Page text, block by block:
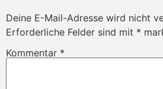
Deine E-Mail-Adresse wird nicht
Erforderliche Felder sind mit *
Kommentar *